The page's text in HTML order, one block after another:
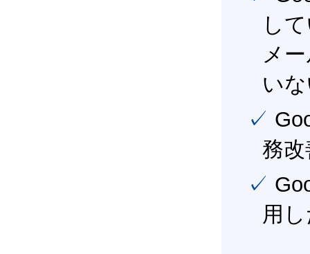
し
メ
い
✓ Google Workspace（旧G Suite） を活用し、業
務
✓ Google Workspace（旧G Suite） を最大限に活
用